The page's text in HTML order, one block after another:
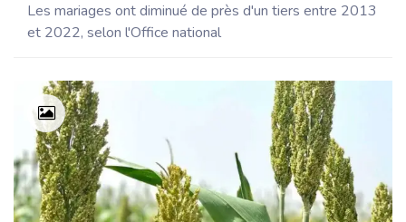
Les mariages ont diminué de près d'un tiers entre 2013
et 2022, selon l'Office national